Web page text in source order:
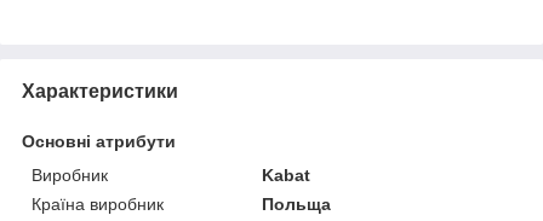
Характеристики
Основні атрибути
Виробник
Kabat
Країна виробник
Польща